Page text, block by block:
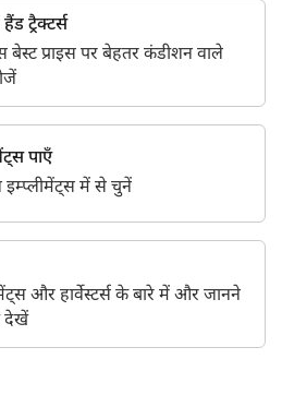
ट्रैक्टर्स
प्राइस पर बेहतर कंडीशन वाले
पाएँ
में से चुनें
और हार्वेस्टर्स के बारे में और जानने
देखें